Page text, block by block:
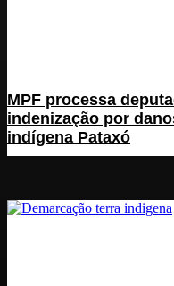
MPF processa
indenização por
indígena Pataxó